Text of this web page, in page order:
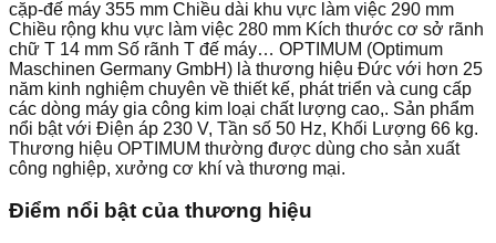
cặp-đế máy 355 mm Chiều dài khu vực làm việc 290 mm
Chiều rộng khu vực làm việc 280 mm Kích thước cơ sở rãnh
chữ T 14 mm Số rãnh T đế máy… OPTIMUM (Optimum
Maschinen Germany GmbH) là thương hiệu Đức với hơn 25
năm kinh nghiệm chuyên về thiết kế, phát triển và cung cấp
các dòng máy gia công kim loại chất lượng cao,. Sản phẩm
nổi bật với Điện áp 230 V, Tần số 50 Hz, Khối Lượng 66 kg.
Thương hiệu OPTIMUM thường được dùng cho sản xuất
công nghiệp, xưởng cơ khí và thương mại.
Điểm nổi bật của thương hiệu